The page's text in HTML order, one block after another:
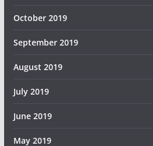
October 2019
September 2019
August 2019
July 2019
June 2019
May 2019